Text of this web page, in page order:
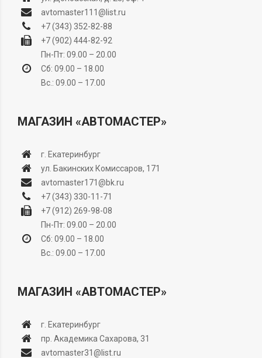
avtomaster111@list.ru
+7 (343) 352-82-88
+7 (902) 444-82-92
Пн-Пт: 09.00 – 20.00
Сб: 09.00 – 18.00
Вс.: 09.00 – 17.00
МАГАЗИН «АВТОМАСТЕР»
г. Екатеринбург
ул. Бакинских Комиссаров, 171
avtomaster171@bk.ru
+7 (343) 330-11-71
+7 (912) 269-98-08
Пн-Пт: 09.00 – 20.00
Сб: 09.00 – 18.00
Вс.: 09.00 – 17.00
МАГАЗИН «АВТОМАСТЕР»
г. Екатеринбург
пр. Академика Сахарова, 31
avtomaster31@list.ru